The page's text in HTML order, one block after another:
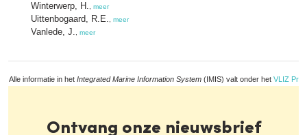
Winterwerp, H. meer
Uittenbogaard, R.E. meer
Vanlede, J. meer
Alle informatie in het Integrated Marine Information System (IMIS) valt onder het VLIZ
Ontvang onze nieuwsbrief